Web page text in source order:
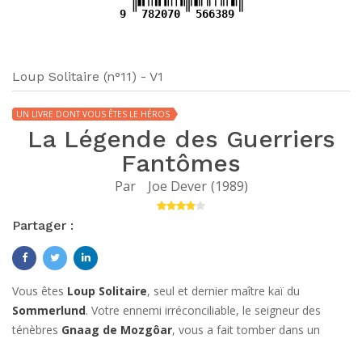
9 782070 566389
Loup Solitaire (n°11) - V1
UN LIVRE DONT VOUS ÊTES LE HÉROS
La Légende des Guerriers
Fantômes
Par Joe Dever (1989)
Partager :
Vous êtes Loup Solitaire, seul et dernier maître kaï du
Sommerlund. Votre ennemi irréconciliable, le seigneur des
ténèbres Gnaag de Mozgôar, vous a fait tomber dans un